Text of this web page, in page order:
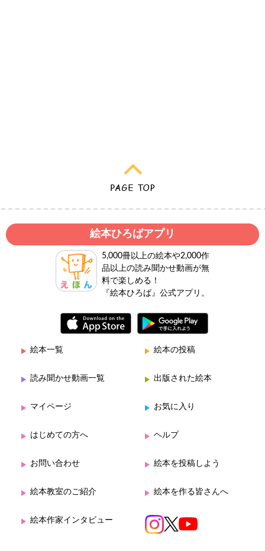
絵本ひろばアプリ
5,000冊以上の絵本や2,000作
品以上の読み聞かせ動画が無
料で楽しめる！
『絵本ひろば』公式アプリ。
絵本一覧 絵本の投稿
読み聞かせ動画一覧 出版された絵本
マイページ お気に入り
はじめての方へ ヘルプ
お問い合わせ 絵本を投稿しよう
絵本教室のご紹介 絵本を作る皆さんへ
絵本作家インタビュー